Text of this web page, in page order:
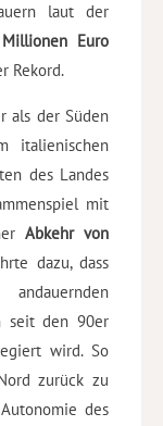
laut der
Euro
Rekord.
als der Süden
italienischen
des Landes
mit
Abkehr von
dazu, dass
seit den 90er
wird. So
zurück zu
des